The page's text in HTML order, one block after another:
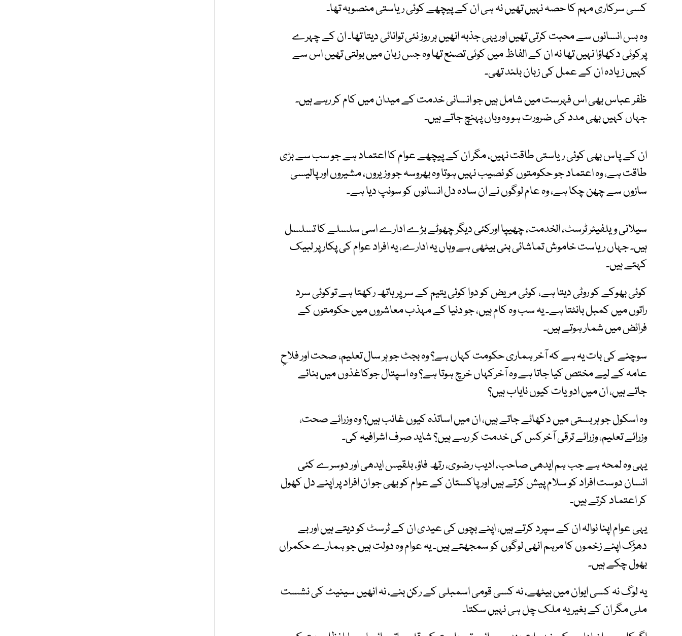
کسی سرکاری مہم کا حصہ نہیں تھیں نہ ہی ان کے پیچھے کوئی ریاستی منصوبہ تھا۔
وہ بس انسانوں سے محبت کرتی تھیں اور یہی جذبہ انھیں ہر روز نئی توانائی دیتا تھا۔ ان کے چہرے
پرکوئی دکھاؤا نہیں تھا نہ ان کے الفاظ میں کوئی تصنع تھا وہ جس زبان میں بولتی تھیں اس سے
کہیں زیادہ ان کے عمل کی زبان بلند تھی۔
ظفر عباس بھی اس فہرست میں شامل ہیں جو انسانی خدمت کے میدان میں کام کر رہے ہیں۔
جہاں کہیں بھی مدد کی ضرورت ہو وہ وہاں پہنچ جاتے ہیں۔
ان کے پاس بھی کوئی ریاستی طاقت نہیں، مگر ان کے پیچھے عوام کا اعتماد ہے جو سب سے بڑی
طاقت ہے، وہ اعتماد جو حکومتوں کو نصیب نہیں ہوتا وہ بھروسہ جو وزیروں، مشیروں اور پالیسی
سازوں سے چھن چکا ہے، وہ عام لوگوں نے ان سادہ دل انسانوں کو سونپ دیا ہے۔
سیلانی ویلفیئر ٹرسٹ، الخدمت، چھیپا اورکئی دیگر چھوٹے بڑے ادارے اسی سلسلے کا تسلسل
ہیں۔ جہاں ریاست خاموش تماشائی بنی بیٹھی ہے وہاں یہ ادارے، یہ افراد عوام کی پکار پر لبیک
کہتے ہیں۔
کوئی بھوکے کو روٹی دیتا ہے، کوئی مریض کو دوا کوئی یتیم کے سر پر ہاتھ رکھتا ہے توکوئی سرد
راتوں میں کمبل بانٹتا ہے۔ یہ سب وہ کام ہیں، جو دنیا کے مہذب معاشروں میں حکومتوں کے
فرائض میں شمار ہوتے ہیں۔
سوچنے کی بات یہ ہے کہ آخر ہماری حکومت کہاں ہے؟ وہ بجٹ جو ہر سال تعلیم، صحت اور فلاحِ
عامہ کے لیے مختص کیا جاتا ہے وہ آخرکہاں خرچ ہوتا ہے؟ وہ اسپتال جوکاغذوں میں بنائے
جاتے ہیں، ان میں ادویات کیوں نایاب ہیں؟
وہ اسکول جو ہر بستی میں دکھائے جاتے ہیں، ان میں اساتذہ کیوں غائب ہیں؟ وہ وزرائے صحت،
وزرائے تعلیم، وزرائے ترقی آخرکس کی خدمت کر رہے ہیں؟ شاید صرف اشرافیہ کی۔
یہی وہ لمحہ ہے جب ہم ایدھی صاحب، ادیب رضوی، رتھ فاؤ، بلقیس ایدھی اور دوسرے کئی
انسان دوست افراد کو سلام پیش کرتے ہیں اور پاکستان کے عوام کو بھی جو ان افراد پر اپنے دل کھول
کر اعتماد کرتے ہیں۔
یہی عوام اپنا نوالہ ان کے سپرد کرتے ہیں، اپنے بچوں کی عیدی ان کے ٹرسٹ کو دیتے ہیں اور بے
دھڑک اپنے زخموں کا مرہم انھی لوگوں کو سمجھتے ہیں۔ یہ عوام وہ دولت ہیں جو ہمارے حکمراں
بھول چکے ہیں۔
یہ لوگ نہ کسی ایوان میں بیٹھے، نہ کسی قومی اسمبلی کے رکن بنے، نہ انھیں سینیٹ کی نشست
ملی مگر ان کے بغیر یہ ملک چل ہی نہیں سکتا۔